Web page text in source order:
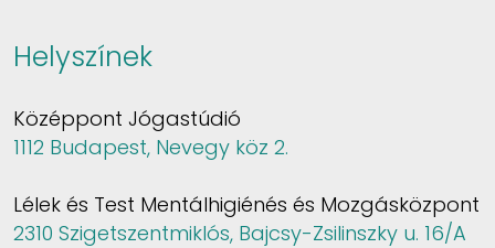
Helyszínek
Középpont Jógastúdió
1112 Budapest, Nevegy köz 2.
Lélek és Test Mentálhigiénés és Mozgásközpont
2310 Szigetszentmiklós, Bajcsy-Zsilinszky u. 16/A